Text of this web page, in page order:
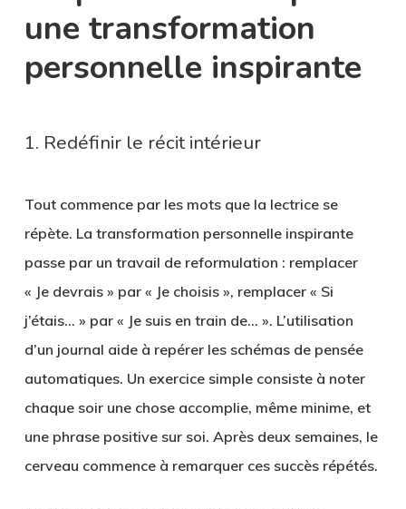
une transformation
personnelle inspirante
1. Redéfinir le récit intérieur
Tout commence par les mots que la lectrice se
répète. La transformation personnelle inspirante
passe par un travail de reformulation : remplacer
« Je devrais » par « Je choisis », remplacer « Si
j’étais… » par « Je suis en train de… ». L’utilisation
d’un journal aide à repérer les schémas de pensée
automatiques. Un exercice simple consiste à noter
chaque soir une chose accomplie, même minime, et
une phrase positive sur soi. Après deux semaines, le
cerveau commence à remarquer ces succès répétés.